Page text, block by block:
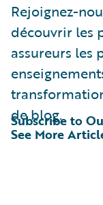
Rejoignez-
découvrir les
assureurs les
de blog.
See More
Subscribe to